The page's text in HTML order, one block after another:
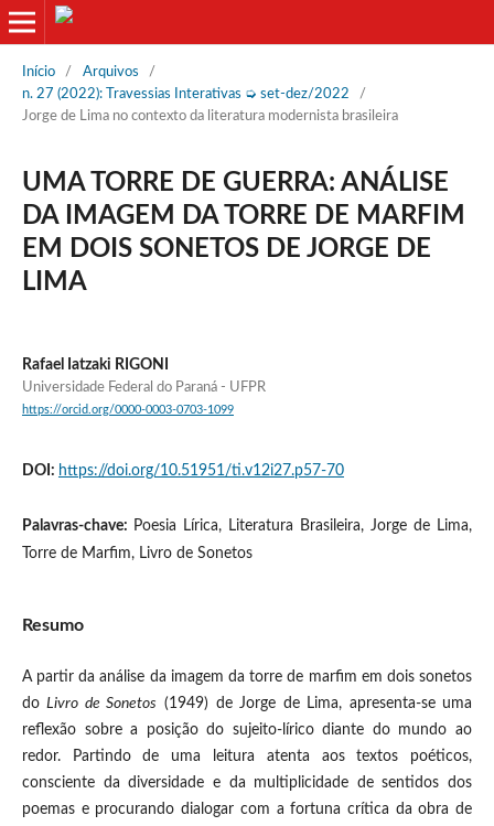
Início / Arquivos
/
n. 27 (2022): Travessias Interativas ➭ set-dez/2022
/
Jorge de Lima no contexto da literatura modernista brasileira
UMA TORRE DE GUERRA: ANÁLISE
DA IMAGEM DA TORRE DE MARFIM
EM DOIS SONETOS DE JORGE DE
LIMA
Rafael Iatzaki RIGONI
Universidade Federal do Paraná - UFPR
https://orcid.org/0000-0003-0703-1099
DOI: https://doi.org/10.51951/ti.v12i27.p57-70
Palavras-chave: Poesia Lírica, Literatura Brasileira, Jorge de Lima,
Torre de Marfim, Livro de Sonetos
Resumo
A partir da análise da imagem da torre de marfim em dois sonetos
doLivro de Sonetos (1949) de Jorge de Lima, apresenta-se uma
reflexão sobre a posição do sujeito-lírico diante do mundo ao
redor. Partindo de uma leitura atenta aos textos poéticos,
consciente da diversidade e da multiplicidade de sentidos dos
poemas e procurando dialogar com a fortuna crítica da obra de